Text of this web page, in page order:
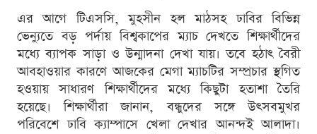
এর আগে টিএসসি, মুহসীন হল মাঠসহ ঢাবির বিভিন্ন
ভেন্যুতে বড় পর্দায় বিশ্বকাপের ম্যাচ দেখতে শিক্ষার্থীদের
মধ্যে ব্যাপক সাড়া ও উন্মাদনা দেখা যায়। তবে হঠাৎ বৈরী
আবহাওয়ার কারণে আজকের মেগা ম্যাচটির সম্প্রচার স্থগিত
হওয়ায় সাধারণ শিক্ষার্থীদের মধ্যে কিছুটা হতাশা তৈরি
হয়েছে। শিক্ষার্থীরা জানান, বন্ধুদের সঙ্গে উৎসবমুখর
পরিবেশে ঢাবি ক্যাম্পাসে খেলা দেখার আনন্দই আলাদা।